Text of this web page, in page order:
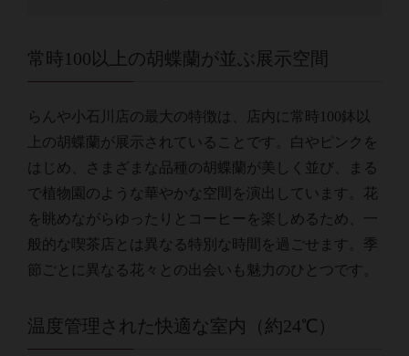
常時100以上の胡蝶蘭が並ぶ展示空間
らんや小石川店の最大の特徴は、店内に常時100鉢以
上の胡蝶蘭が展示されていることです。白やピンクを
はじめ、さまざまな品種の胡蝶蘭が美しく並び、まる
で植物園のような華やかな空間を演出しています。花
を眺めながらゆったりとコーヒーを楽しめるため、一
般的な喫茶店とは異なる特別な時間を過ごせます。季
節ごとに異なる花々との出会いも魅力のひとつです。
温度管理された快適な室内（約24℃）